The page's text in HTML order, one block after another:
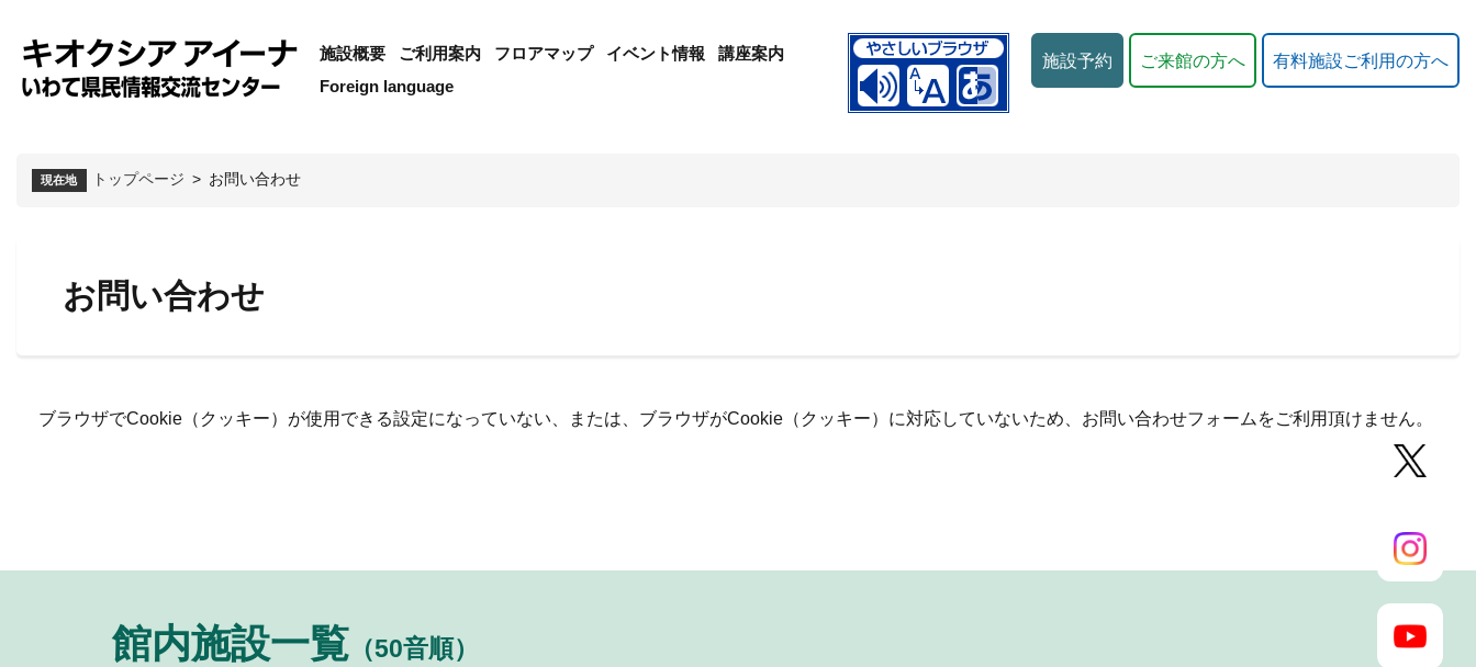
施設概要 ご利用案内 フロアマップ イベント情報
講座案内
Foreign language
施設予約 ご来館の方へ 有料施設ご利用の方へ
現在地 トップページ > お問い合わせ
お問い合わせ
ブラウザでCookie（クッキー）が使用できる設定になっていない、または、ブラウザがCookie（クッキー）に対応していないため、お問い合わせフォームをご利用頂けません。
館内施設一覧 （50音順）